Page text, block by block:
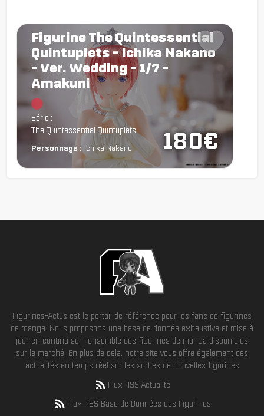
180€
Figurine The Quintessential
Quintuplets - Ichika Nakano
- Ver. Wedding - 1/7 -
Amakuni
Chargement...
Série :
The Quintessential Quintuplets
Personnage : Ichika Nakano
Figurines-Actus est le portail de référence pour les fans de figurines
de manga. Nous proposons une base de donnée exhaustive et mise à
jour en continu sur l'ensemble des figurines de manga disponibles
sur le marché. En plus de cela, notre site vous offre également des
actualités en temps réel sur les sorties de nouvelles figurines
Flux RSS Actualité
Flux RSS Base de Données des Figurines